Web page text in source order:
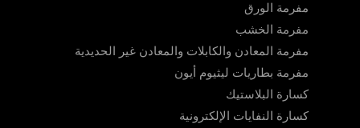
مفرمة الورق
مفرمة الخشب
مفرمة المعادن والكابلات والمعادن غير الحديدية
مفرمة بطاريات ليثيوم أيون
كسارة البلاستيك
كسارة النفايات الإلكترونية